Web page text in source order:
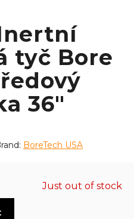
tyč Bore
36"
BoreTech USA
Just out of stock